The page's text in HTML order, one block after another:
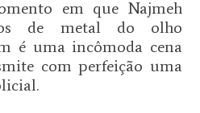
em que Najmeh
de metal do olho
é uma incômoda cena
com perfeição uma